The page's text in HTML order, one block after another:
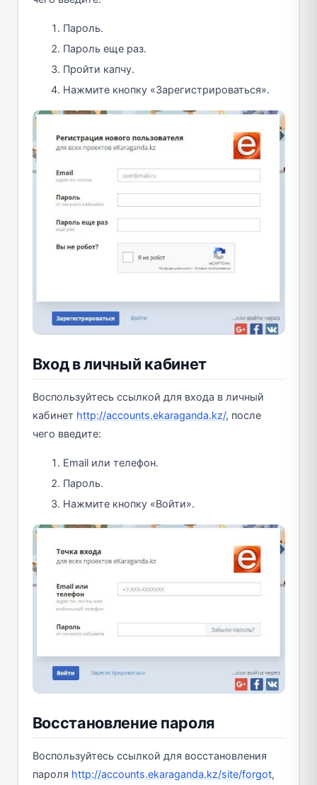
Пароль.
Пароль еще раз.
Пройти капчу.
Нажмите кнопку «Зарегистрироваться».
Вход в личный кабинет
Воспользуйтесь ссылкой для входа в личный
кабинет http://accounts.ekaraganda.kz/, после
чего введите:
Email или телефон.
Пароль.
Нажмите кнопку «Войти».
Восстановление пароля
Воспользуйтесь ссылкой для восстановления
пароля http://accounts.ekaraganda.kz/site/forgot,